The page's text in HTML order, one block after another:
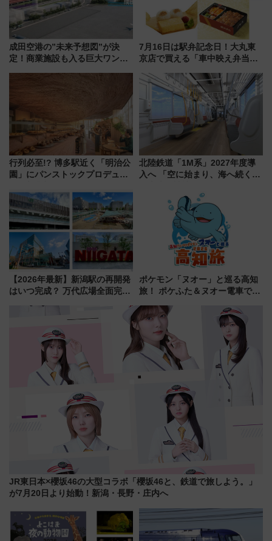
成田空港の”未来予想図”が決
定！商業施設も入る巨大ワンタ
7月16日は駅弁記念日！大丸東
京店で買える「車中映え弁当」
行列必至!? 博多駅近く「明治公
園」にパンストックプロデュー
オープン 秋からはビストロ営業
も！
北陸鉄道「1M系」2027年度導
入へ 「空に始まり、海へ続く」
神秘的なデザイン
【2026年最新】新潟駅の再開発
はいつ完成？ 万代広場全面完成
ポケモン「ヌオー」と巡る高知
旅！ ポケふた＆ヌオー電車で楽
路の絶景と絶品グルメを満喫！
（7月18日スタート）
JR東日本×櫻坂46の大型コラボ「櫻坂46と、鉄道で旅しよう。」
が7月20日より始動！新潟・長野・庄内へ